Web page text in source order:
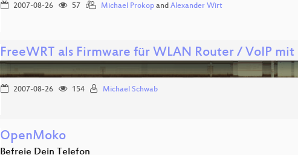
2007-08-26 57 Michael Prokop and Alexander Wirt
FreeWRT als Firmware für WLAN Router / VoIP
2007-08-26 154 Michael Schwab
OpenMoko
Befreie Dein Telefon